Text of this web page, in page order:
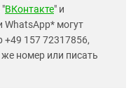
ВКонтакте" и
WhatsApp* могут
157 72317856,
же номер или писать